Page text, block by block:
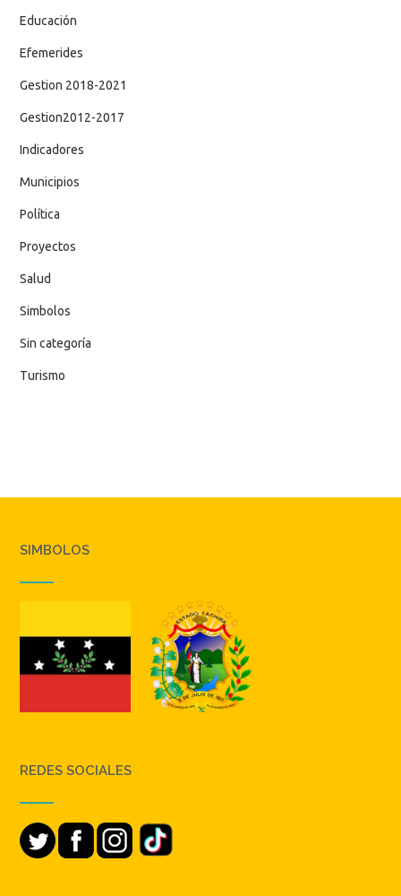
Educación
Efemerides
Gestion 2018-2021
Gestion2012-2017
Indicadores
Municipios
Política
Proyectos
Salud
Simbolos
Sin categoría
Turismo
SIMBOLOS
REDES SOCIALES